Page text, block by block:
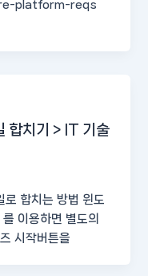
platform-reqs
합치기 > IT 기술
합치는 방법 윈도
이용하면 별도의
시작버튼을